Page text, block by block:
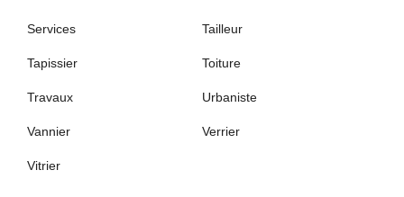
Services Tailleur
Tapissier Toiture
Travaux Urbaniste
Vannier Verrier
Vitrier